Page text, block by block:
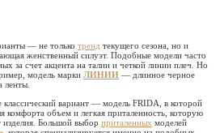
— не только тренд текущего сезона, но и
женственный силуэт. Подобные модели часто
за счет акцента на талии и четкой линии плеч. Но
модель марки ЛИНИИ — длинное черное
ленты.
классический вариант — модель FRIDA, в которой
комфорта объем и легкая приталенность, которую
изделия. Большой выбор приталенных моделей